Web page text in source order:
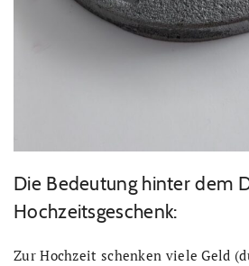
Die Bedeutung hinter dem
Hochzeitsgeschenk:
Zur Hochzeit schenken viele Geld